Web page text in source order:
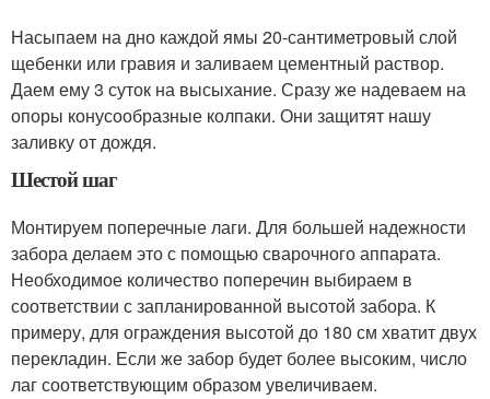
Насыпаем на дно каждой ямы 20-сантиметровый слой
щебенки или гравия и заливаем цементный раствор.
Даем ему 3 суток на высыхание. Сразу же надеваем на
опоры конусообразные колпаки. Они защитят нашу
заливку от дождя.
Шестой шаг
Монтируем поперечные лаги. Для большей надежности
забора делаем это с помощью сварочного аппарата.
Необходимое количество поперечин выбираем в
соответствии с запланированной высотой забора. К
примеру, для ограждения высотой до 180 см хватит двух
перекладин. Если же забор будет более высоким, число
лаг соответствующим образом увеличиваем.